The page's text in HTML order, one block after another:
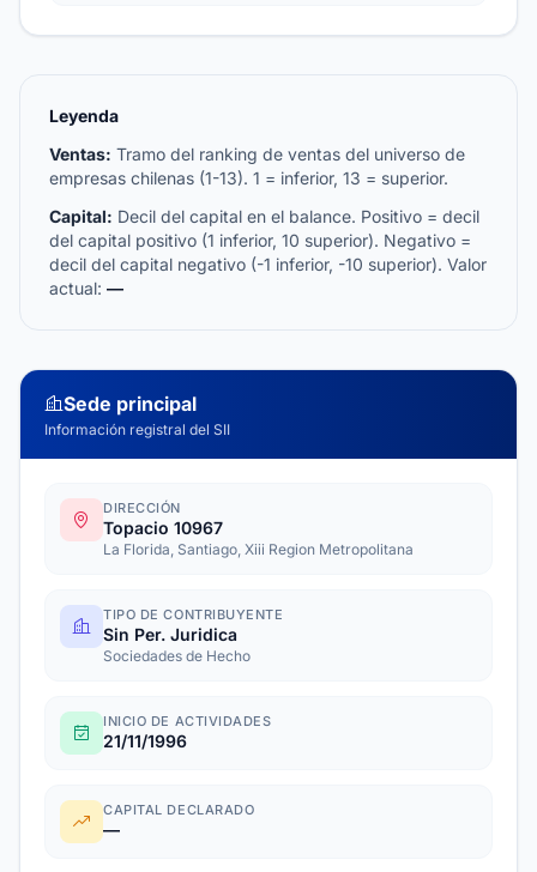
Leyenda
Ventas: Tramo del ranking de ventas del universo de
empresas chilenas (1-13). 1 = inferior, 13 = superior.
Capital: Decil del capital en el balance. Positivo = decil
del capital positivo (1 inferior, 10 superior). Negativo =
decil del capital negativo (-1 inferior, -10 superior). Valor
actual: —
Sede principal
Información registral del SII
DIRECCIÓN
Topacio 10967
La Florida, Santiago, Xiii Region Metropolitana
TIPO DE CONTRIBUYENTE
Sin Per. Juridica
Sociedades de Hecho
INICIO DE ACTIVIDADES
21/11/1996
CAPITAL DECLARADO
—